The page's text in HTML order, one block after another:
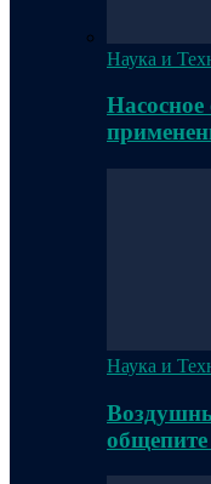
Наука и
Наука и